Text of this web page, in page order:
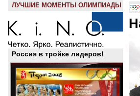
ЛУЧШИЕ МОМЕНТЫ ОЛИМПИАДЫ
Россия в тройке лидеров!